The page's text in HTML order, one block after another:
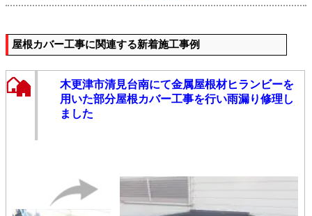
屋根カバー工事に関連する新着施工事例
木更津市清見台南にて金属屋根材ヒランビーを
用いた部分屋根カバー工事を行い雨漏り修理し
ました